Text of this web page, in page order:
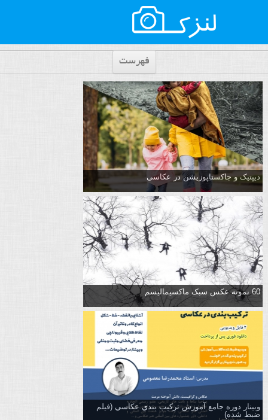
فهرست
دیپتیک و جاکستا‌پوزیشن در عکاسی
60 نمونه عکس سبک ماکسیمالیسم
وبینار دوره جامع آموزش تركيب بندي عكاسي (فیلم
ضبط شده)